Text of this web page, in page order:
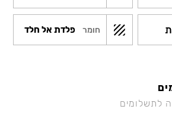
חומר פלדת אל חלד
לתשלומים